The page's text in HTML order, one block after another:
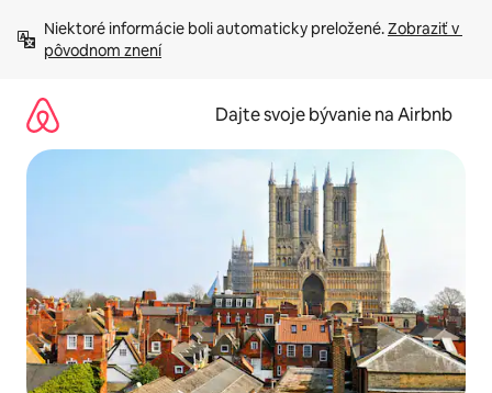
obsah.
Niektoré informácie boli automaticky preložené. Zobraziť v
pôvodnom znení
Dajte svoje bývanie na Airbnb